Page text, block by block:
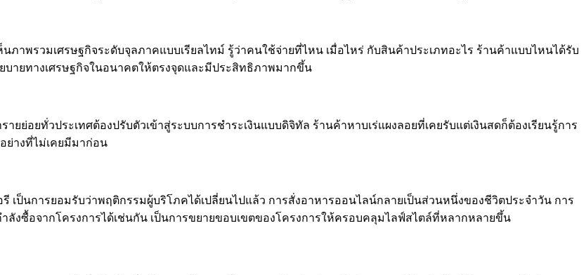
าพรวมเศรษฐกิจระดับจุลภาคแบบเรียลไทม์ รู้ว่าคนใช้จ่ายที่ไหน เมื่อไหร่ กับสินค้าประเภทอะไร ร้านค้าแบบไหนได้รับ
บายทางเศรษฐกิจในอนาคตให้ตรงจุดและมีประสิทธิภาพมากขึ้น
ย่อยทั่วประเทศต้องปรับตัวเข้าสู่ระบบการชำระเงินแบบดิจิทัล ร้านค้าหาบเร่แผงลอยที่เคยรับแต่เงินสดก็ต้องเรียนรู้การ
อย่างที่ไม่เคยมีมาก่อน
เป็นการยอมรับว่าพฤติกรรมผู้บริโภคได้เปลี่ยนไปแล้ว การสั่งอาหารออนไลน์กลายเป็นส่วนหนึ่งของชีวิตประจำวัน การ
งซื้อจากโครงการได้เช่นกัน เป็นการขยายขอบเขตของโครงการให้ครอบคลุมไลฟ์สไตล์ที่หลากหลายขึ้น